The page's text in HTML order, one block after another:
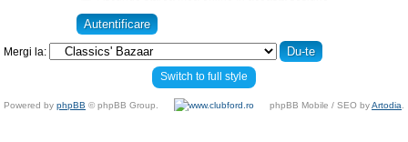
Mergi la:
Switch to full style
Powered by phpBB © phpBB Group. phpBB Mobile / SEO byArtodia